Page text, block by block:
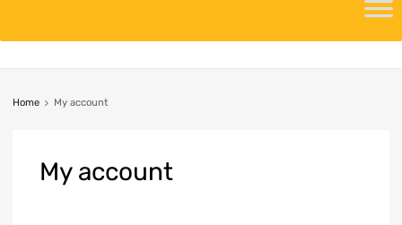
Home My account
Myaccount